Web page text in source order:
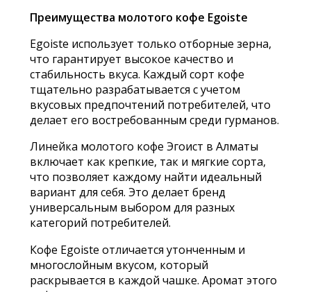
Преимущества молотого кофе Egoiste
Egoiste использует только отборные зерна,
что гарантирует высокое качество и
стабильность вкуса. Каждый сорт кофе
тщательно разрабатывается с учетом
вкусовых предпочтений потребителей, что
делает его востребованным среди гурманов.
Линейка молотого кофе Эгоист в Алматы
включает как крепкие, так и мягкие сорта,
что позволяет каждому найти идеальный
вариант для себя. Это делает бренд
универсальным выбором для разных
категорий потребителей.
Кофе Egoiste отличается утонченным и
многослойным вкусом, который
раскрывается в каждой чашке. Аромат этого